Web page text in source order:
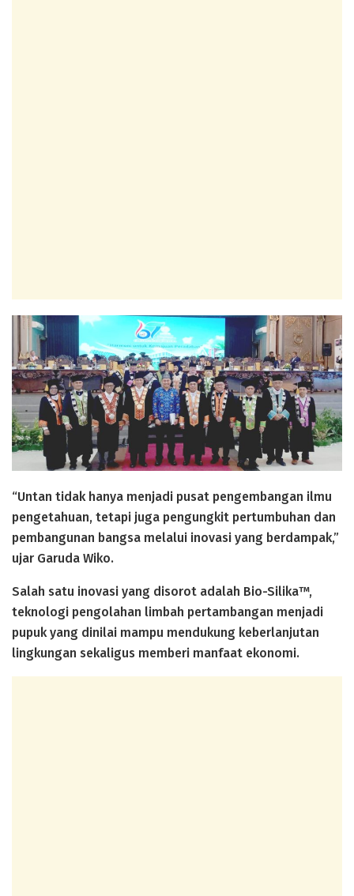
“Untan tidak hanya menjadi pusat pengembangan ilmu
pengetahuan, tetapi juga pengungkit pertumbuhan dan
pembangunan bangsa melalui inovasi yang berdampak,”
ujar Garuda Wiko.
Salah satu inovasi yang disorot adalah Bio-Silika™,
teknologi pengolahan limbah pertambangan menjadi
pupuk yang dinilai mampu mendukung keberlanjutan
lingkungan sekaligus memberi manfaat ekonomi.